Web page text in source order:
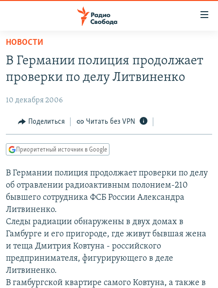
упрощенного
доступа
основному
Вернутся
главной
навигации
Вернутся
поиску
ПОДКАСТЫ
АВТОРСКИЕ ПРОЕКТЫ
ЦИТАТЫ СВОБОДЫ
МНЕНИЯ
IDEL.РЕАЛИИ
КАВКАЗ.РЕАЛИИ
СЕВЕР.РЕАЛИИ
СИБИРЬ.РЕАЛИИ
РАСПИСАНИЕ ВЕЩАНИЯ
ПОДПИШИТЕСЬ НА РАССЫЛКУ
СОЦИАЛЬНЫЕ СЕТИ
НОВОСТИ
В Германии полиция продолжает
проверки по делу Литвиненко
10 декабря 2006
Поделиться Читать без VPN
Приоритетный источник в Google
В Германии полиция продолжает проверки по делу
об отравлении радиоактивным полонием-210
бывшего сотрудника ФСБ России Александра
Литвиненко.
Следы радиации обнаружены в двух домах в
Гамбурге и его пригороде, где живут бывшая жена
и теща Дмитрия Ковтуна - российского
предпринимателя, фигурирующего в деле
Литвиненко.
В гамбургской квартире самого Ковтуна, а также в